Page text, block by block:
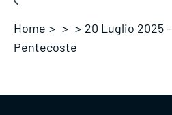
Home > > > 20 Luglio 2025
Pentecoste